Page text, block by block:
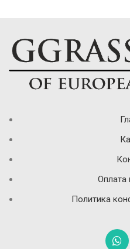
Оплата
Политика